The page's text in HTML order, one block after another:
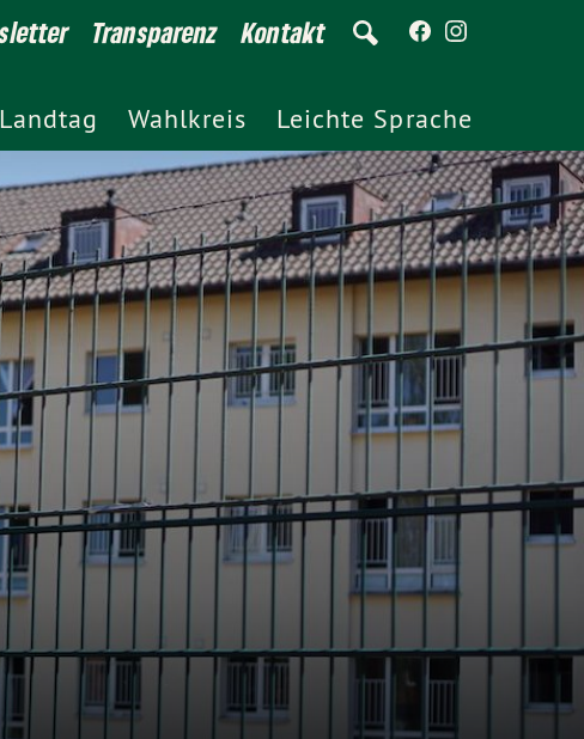
Transparenz Kontakt
Landtag Wahlkreis Leichte Sprache